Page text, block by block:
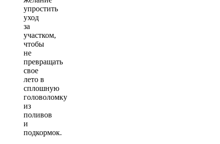
упростить
уход
за
участком,
чтобы
не
превращать
свое
лето в
сплошную
головоломку
из
поливов
и
подкормок.